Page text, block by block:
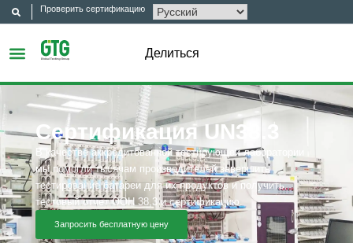
Проверить сертификацию
Делиться
Сертификация UN38.3
В качестве аккредитованной тестирующей лаборатории
мы помогли тысячам производителей завершить
тестирование батареи для их продуктов и получить
тестовый отчет ООН 38,3 и сертификацию.
Запросить бесплатную цену